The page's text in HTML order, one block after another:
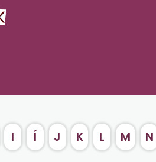
I Í J K L M N